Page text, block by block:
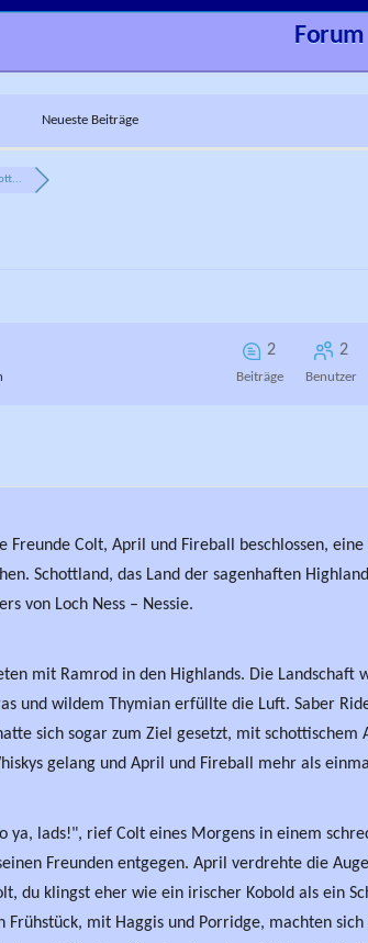
Forum
Neueste Beiträge
2
Beiträge
2
Benutzer
Freunde Colt, April und Fireball beschlossen,
Schottland, das Land der sagenhaften
von Loch Ness – Nessie.
mit Ramrod in den Highlands. Die Landschaft
und wildem Thymian erfüllte die Luft. Saber
sich sogar zum Ziel gesetzt, mit schottischem
gelang und April und Fireball mehr als
ya, lads!", rief Colt eines Morgens in einem
Freunden entgegen. April verdrehte die
du klingst eher wie ein irischer Kobold als ein
Frühstück, mit Haggis und Porridge, machten